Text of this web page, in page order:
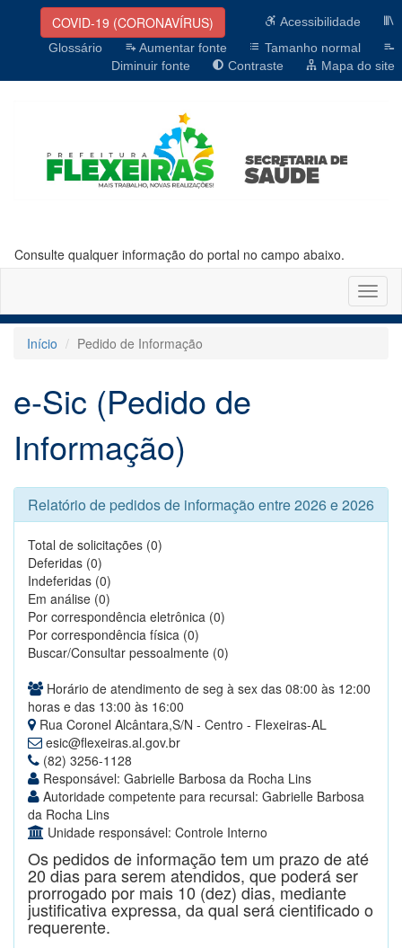
COVID-19 (CORONAVÍRUS)
Acessibilidade
Glossário
Aumentar fonte
Tamanho normal
Diminuir fonte
Contraste Mapa do site
Consulte qualquer informação do portal no campo abaixo.
Início
Pedido de Informação
e-Sic (Pedido de
Informação)
Relatório de pedidos de informação entre 2026 e 2026
Total de solicitações (0)
Deferidas (0)
Indeferidas (0)
Em análise (0)
Por correspondência eletrônica (0)
Por correspondência física (0)
Buscar/Consultar pessoalmente (0)
Horário de atendimento de seg à sex das 08:00 às 12:00
horas e das 13:00 às 16:00
Rua Coronel Alcântara,S/N - Centro - Flexeiras-AL
esic@flexeiras.al.gov.br
(82) 3256-1128
Responsável: Gabrielle Barbosa da Rocha Lins
Autoridade competente para recursal: Gabrielle Barbosa
da Rocha Lins
Unidade responsável: Controle Interno
Os pedidos de informação tem um prazo de até
20 dias para serem atendidos, que poderá ser
prorrogado por mais 10 (dez) dias, mediante
justificativa expressa, da qual será cientificado o
requerente.